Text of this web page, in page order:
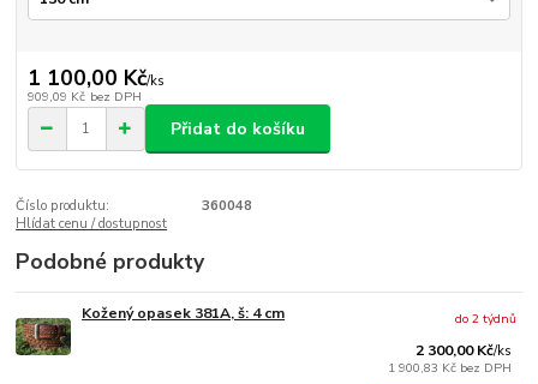
1 100,00 Kč/ks
909,09 Kč bez DPH
Přidat do košíku
Číslo produktu:
360048
Hlídat cenu / dostupnost
Podobné produkty
Kožený opasek 381A, š: 4 cm
2 300,00 Kč/ks
1 900,83 Kč bez DPH
do 2 týdnů